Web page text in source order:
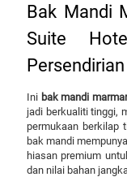
Bak Mandi
Suite
Persendirian
Ini bak mandi
jadi berkualiti tinggi,
permukaan berkilap
bak mandi
hiasan premium
dan nilai bahan